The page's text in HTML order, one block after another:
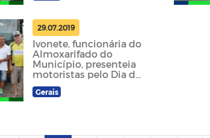
29.07.2019
Ivonete, funcionária do
Almoxarifado do
Município, presenteia
motoristas pelo Dia do
Motorista
Gerais